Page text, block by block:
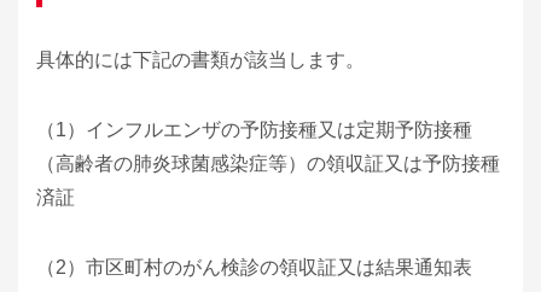
具体的には下記の書類が該当します。
（1）インフルエンザの予防接種又は定期予防接種
（高齢者の肺炎球菌感染症等）の領収証又は予防接種
済証
（2）市区町村のがん検診の領収証又は結果通知表